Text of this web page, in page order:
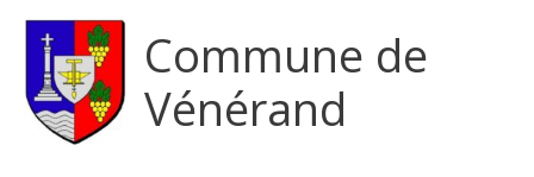
Commune de
Vénérand